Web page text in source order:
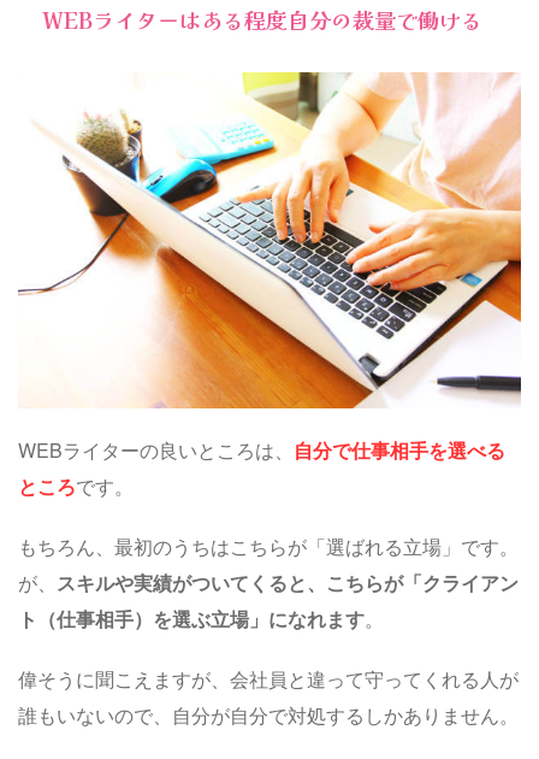
WEBライターはある程度自分の裁量で働ける
WEBライターの良いところは、 自分で仕事相手を選べる
ところです。
もちろん、最初のうちはこちらが「選ばれる立場」です。
が、 スキルや実績がついてくると、こちらが「クライアン
ト（仕事相手）を選ぶ立場」になれます。
偉そうに聞こえますが、会社員と違って守ってくれる人が
誰もいないので、自分が自分で対処するしかありません。